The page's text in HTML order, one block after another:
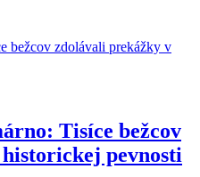
Tisíce bežcov
pevnosti